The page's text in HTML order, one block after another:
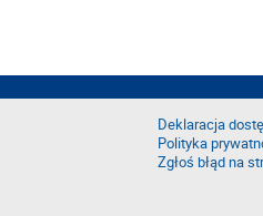
Deklaracja
Polityka
Zgłoś błąd na